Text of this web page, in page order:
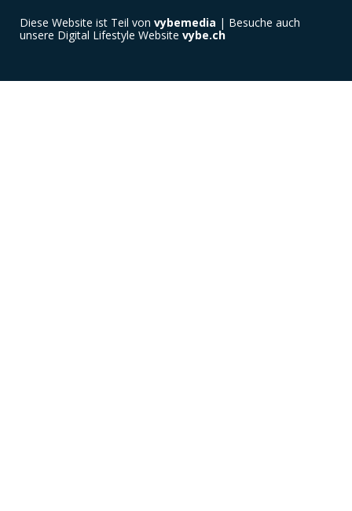
Diese Website ist Teil von vybemedia | Besuche auch
unsere Digital Lifestyle Website vybe.ch